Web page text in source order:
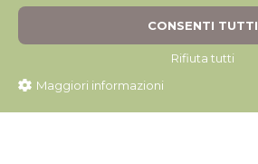
0434 921.932
Whatsapp329 977 7180
CONSENTI TUTTI
Rifiuta tutti
Maggiori informazioni